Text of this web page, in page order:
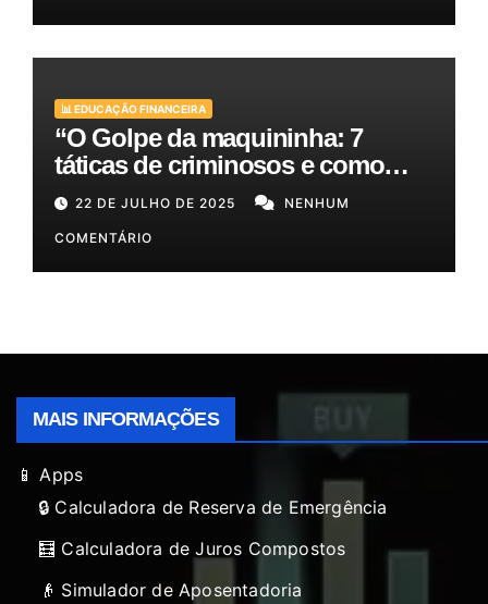
📊 EDUCAÇÃO FINANCEIRA
“O Golpe da maquininha: 7
táticas de criminosos e como
proteger seu dinheiro e seus
clientes!”
22 DE JULHO DE 2025 NENHUM
COMENTÁRIO
MAIS INFORMAÇÕES
📱 Apps
🔒 Calculadora de Reserva de Emergência
🧮 Calculadora de Juros Compostos
👴 Simulador de Aposentadoria